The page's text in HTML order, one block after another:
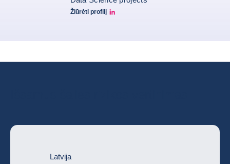
Žiūrėti profilį
Guillaume HUGUET LinkedIn
Latvija